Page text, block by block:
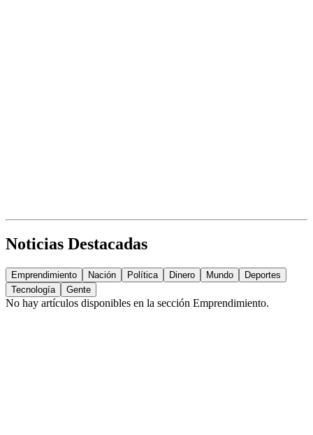
Noticias Destacadas
Emprendimiento Nación Política Dinero Mundo
Deportes
Tecnología
Gente
No hay artículos disponibles en la sección Emprendimiento.